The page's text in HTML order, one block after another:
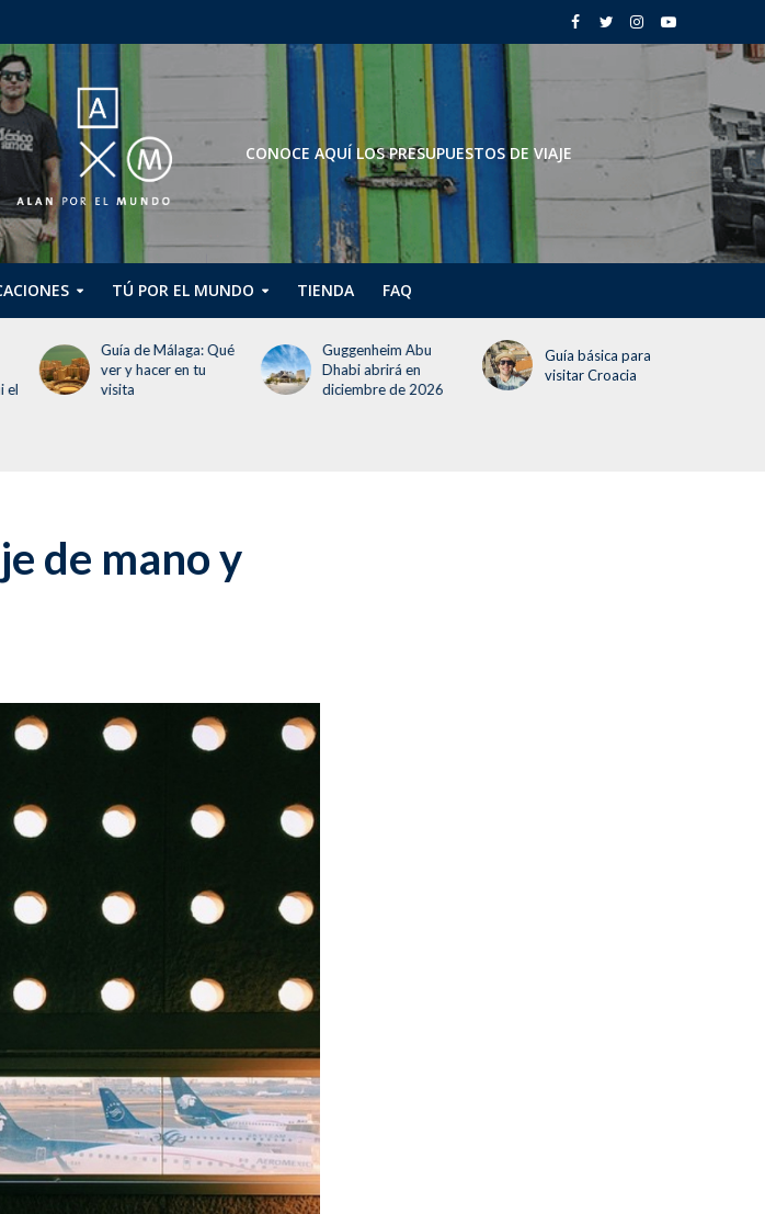
CONOCE AQUÍ LOS PRESUPUESTOS DE VIAJE
TÚ POR EL MUNDO TIENDA FAQ
Guggenheim Abu
Dhabi abrirá en
diciembre de 2026
Guía básica para
visitar Croacia
Todo lo que deben
saber del Festival del
de mano y